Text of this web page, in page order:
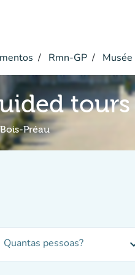
Rmn-GP
tours
Préau
Quantas pessoas?